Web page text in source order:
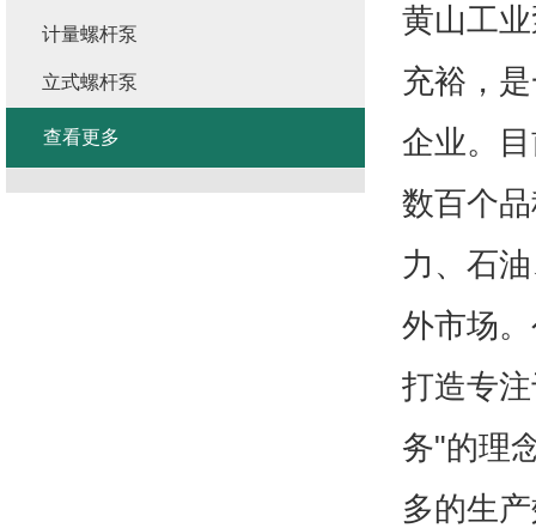
黄山工
充裕，
企业。
数百个
力、石
外市场
打造专
务"的理
多的生
计量螺杆泵
立式螺杆泵
查看更多